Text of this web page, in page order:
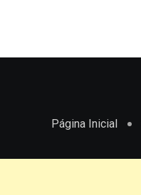
Página Inicial